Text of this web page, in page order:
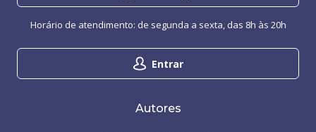
Entrar
Horário de atendimento: de segunda a sexta, das 8h às 20h
Autores